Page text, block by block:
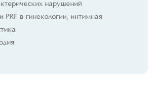
нарушений
PRF в гинекологии, интимная